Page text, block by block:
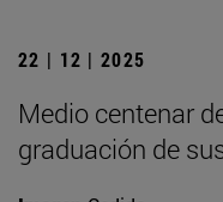
22 | 12 | 2025
Medio centenar
graduación de